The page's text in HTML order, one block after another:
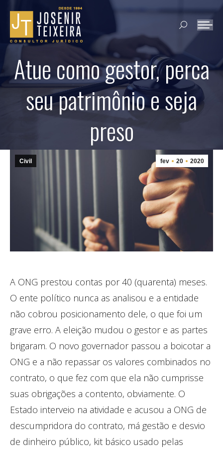
Search:
Atue como gestor, perca
seu patrimônio e seja
preso
fev 20 2020
Civil
A ONG prestou contas por 40 (quarenta) meses.
O ente político nunca as analisou e a entidade
não cobrou posicionamento dele, o que foi um
grave erro. A eleição mudou o gestor e as partes
brigaram. O novo governador passou a boicotar a
ONG e a não repassar os valores combinados no
contrato, o que fez com que ela não cumprisse
suas obrigações a contento, obviamente. O
Estado interveio na atividade e acusou a ONG de
descumpridora do contrato, má gestão e desvio
de dinheiro público, kit básico usado pelas